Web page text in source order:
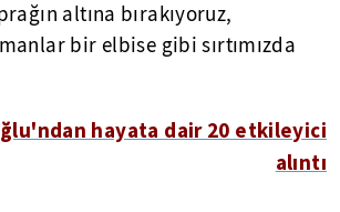
altına bırakıyoruz,
bir elbise gibi sırtımızda
hayata dair 20 etkileyici
alıntı